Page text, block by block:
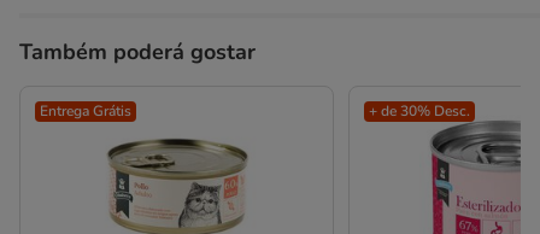
Também poderá gostar
Entrega Grátis + de 30% Desc.